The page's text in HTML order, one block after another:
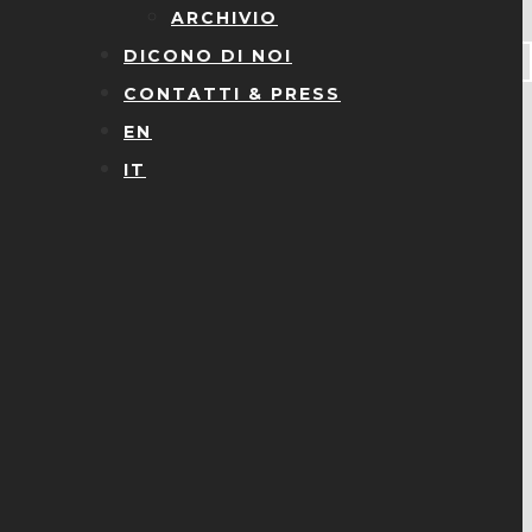
ARCHIVIO
DICONO DI NOI
CONTATTI & PRESS
EN
IT